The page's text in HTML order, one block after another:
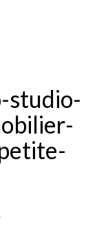
studio-